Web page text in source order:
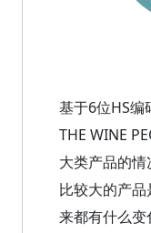
基于6位HS编
THE WINE
大类产品的
比较大的产
来都有什么